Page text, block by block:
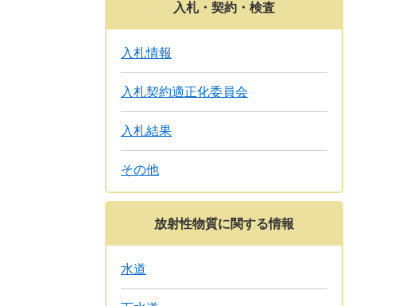
入札・契約・検査
入札情報
入札契約適正化委員会
入札結果
その他
放射性物質に関する情報
水道